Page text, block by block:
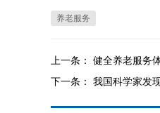
养老服务
上一条： 健全养老服务
下一条： 我国科学家发